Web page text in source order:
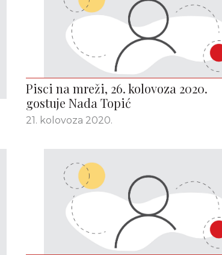
Pisci na mreži, 26. kolovoza 2020.
gostuje Nada Topić
21. kolovoza 2020.